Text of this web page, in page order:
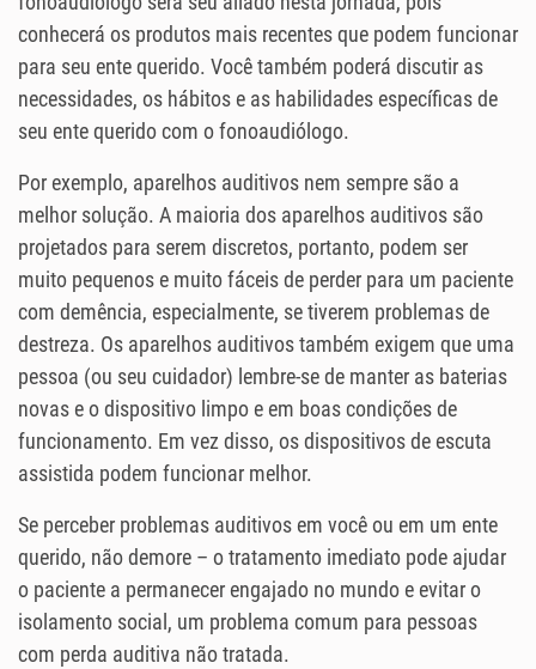
conhecerá os produtos mais recentes que podem funcionar
para seu ente querido. Você também poderá discutir as
necessidades, os hábitos e as habilidades específicas de
seu ente querido com o fonoaudiólogo.
Por exemplo, aparelhos auditivos nem sempre são a
melhor solução. A maioria dos aparelhos auditivos são
projetados para serem discretos, portanto, podem ser
muito pequenos e muito fáceis de perder para um paciente
com demência, especialmente, se tiverem problemas de
destreza. Os aparelhos auditivos também exigem que uma
pessoa (ou seu cuidador) lembre-se de manter as baterias
novas e o dispositivo limpo e em boas condições de
funcionamento. Em vez disso, os dispositivos de escuta
assistida podem funcionar melhor.
Se perceber problemas auditivos em você ou em um ente
querido, não demore – o tratamento imediato pode ajudar
o paciente a permanecer engajado no mundo e evitar o
isolamento social, um problema comum para pessoas
com perda auditiva não tratada.